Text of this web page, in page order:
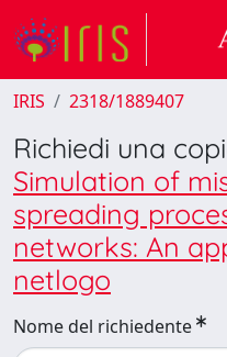
IRIS 2318/1889407
Richiedi una
Simulation of
spreading
networks: An
netlogo
Nome del richiedente